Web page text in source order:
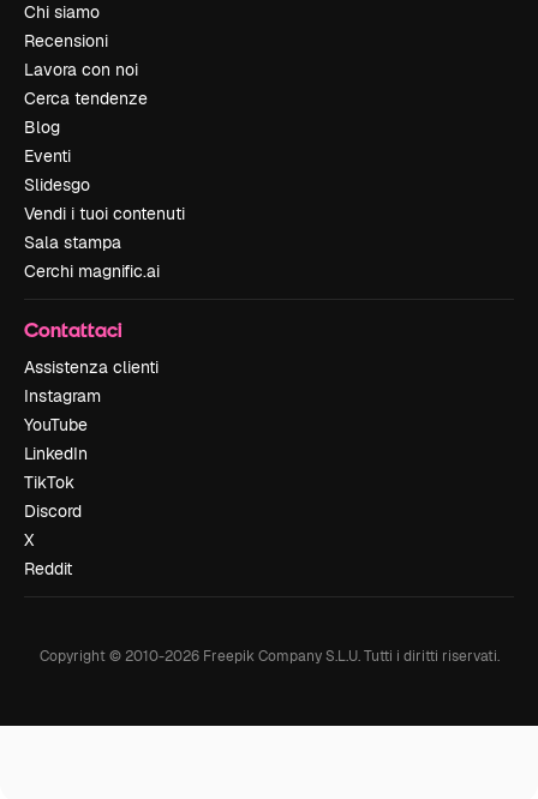
Chi siamo
Recensioni
Lavora con noi
Cerca tendenze
Blog
Eventi
Slidesgo
Vendi i tuoi contenuti
Sala stampa
Cerchi magnific.ai
Contattaci
Assistenza clienti
Instagram
YouTube
LinkedIn
TikTok
Discord
X
Reddit
Copyright © 2010-2026Freepik Company S.L.U. Tutti i diritti riservati.